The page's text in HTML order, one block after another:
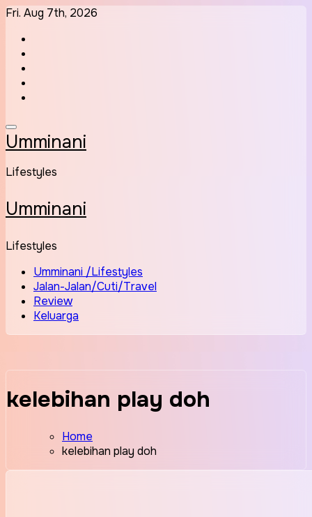
Skip
content
Fri. Aug 7th, 2026
Umminani
Lifestyles
Umminani
Lifestyles
Umminani /Lifestyles
Jalan-Jalan/Cuti/Travel
Review
Keluarga
kelebihan play doh
Home
kelebihan play doh